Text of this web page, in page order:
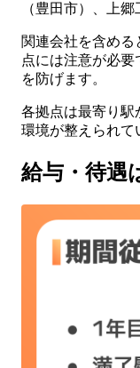
（豊田市）、上
関連会社を含め
点には注意が必
を防げます。
各拠点は最寄り駅
環境が整えられて
給与・待遇